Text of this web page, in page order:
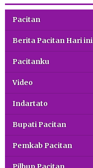
Pacitan
Berita Pacitan Hari ini
Pacitanku
Video
Indartato
Bupati Pacitan
Pemkab Pacitan